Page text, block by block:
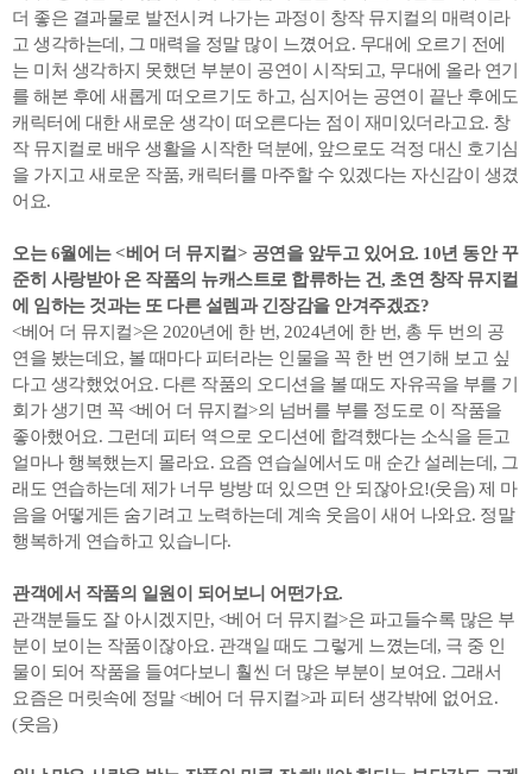
더 좋은 결과물로 발전시켜 나가는 과정이 창작 뮤지컬의 매력이라
고 생각하는데, 그 매력을 정말 많이 느꼈어요. 무대에 오르기 전에
는 미처 생각하지 못했던 부분이 공연이 시작되고, 무대에 올라 연기
를 해본 후에 새롭게 떠오르기도 하고, 심지어는 공연이 끝난 후에도
캐릭터에 대한 새로운 생각이 떠오른다는 점이 재미있더라고요. 창
작 뮤지컬로 배우 생활을 시작한 덕분에, 앞으로도 걱정 대신 호기심
을 가지고 새로운 작품, 캐릭터를 마주할 수 있겠다는 자신감이 생겼
어요.
오는 6월에는 <베어 더 뮤지컬> 공연을 앞두고 있어요. 10년 동안 꾸
준히 사랑받아 온 작품의 뉴캐스트로 합류하는 건, 초연 창작 뮤지컬
에 임하는 것과는 또 다른 설렘과 긴장감을 안겨주겠죠?
<베어 더 뮤지컬>은 2020년에 한 번, 2024년에 한 번, 총 두 번의 공
연을 봤는데요, 볼 때마다 피터라는 인물을 꼭 한 번 연기해 보고 싶
다고 생각했었어요. 다른 작품의 오디션을 볼 때도 자유곡을 부를 기
회가 생기면 꼭 <베어 더 뮤지컬>의 넘버를 부를 정도로 이 작품을
좋아했어요. 그런데 피터 역으로 오디션에 합격했다는 소식을 듣고
얼마나 행복했는지 몰라요. 요즘 연습실에서도 매 순간 설레는데, 그
래도 연습하는데 제가 너무 방방 떠 있으면 안 되잖아요!(웃음) 제 마
음을 어떻게든 숨기려고 노력하는데 계속 웃음이 새어 나와요. 정말
행복하게 연습하고 있습니다.
관객에서 작품의 일원이 되어보니 어떤가요.
관객분들도 잘 아시겠지만, <베어 더 뮤지컬>은 파고들수록 많은 부
분이 보이는 작품이잖아요. 관객일 때도 그렇게 느꼈는데, 극 중 인
물이 되어 작품을 들여다보니 훨씬 더 많은 부분이 보여요. 그래서
요즘은 머릿속에 정말 <베어 더 뮤지컬>과 피터 생각밖에 없어요.
(웃음)